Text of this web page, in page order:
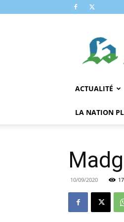
ACTUALITÉ
LA NATION
10/09/2020